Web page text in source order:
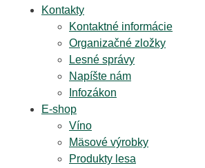
Kontakty
Kontaktné informácie
Organizačné zložky
Lesné správy
Napíšte nám
Infozákon
E-shop
Víno
Mäsové výrobky
Produkty lesa